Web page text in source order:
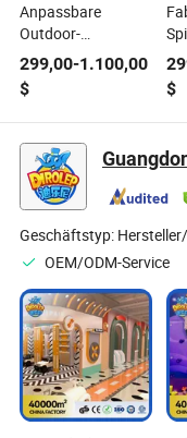
Anpassbare
Outdoor-
Abenteuerpark-
Ausrüstung für
Freizeitparks
umfasst
Seilparcours
299,00-1.100,00
$
-
$
Geschäftstyp:
OEM/ODM-Service